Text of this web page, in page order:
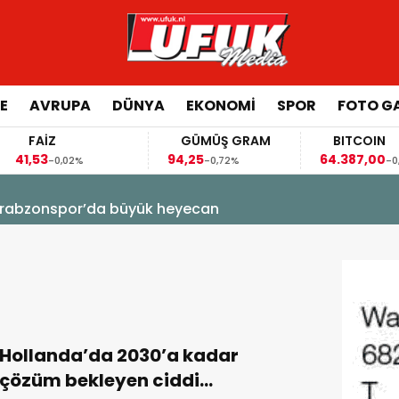
AVRUPA DÜNYA EKONOMI SPOR FOTO
FAİZ
-0,02%
GÜMÜŞ GRAM
94,25-0,72%
BITCOIN
64.387,00-0,62%
büyük heyecan
Hollanda’da 2030’a kadar
çözüm bekleyen ciddi